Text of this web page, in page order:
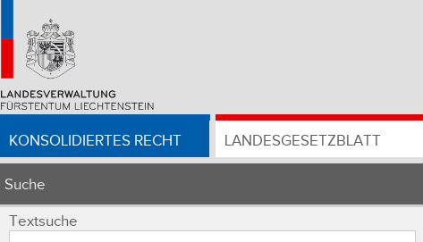
KONSOLIDIERTES RECHT LANDESGESETZBLATT
Suche
Textsuche